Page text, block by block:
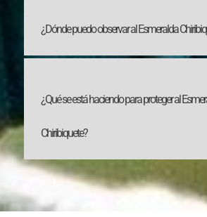
¿Dónde puedo observar al Esmeralda
¿Qué se está haciendo para proteger al
Chiribiquete?